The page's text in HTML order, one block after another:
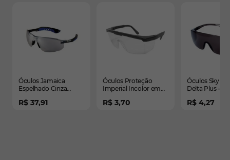
Óculos Jamaica
Espelhado Cinza
35156
R$ 37,91
Óculos Proteção
Imperial Incolor em
Plastcor CA 28018
R$ 3,70
Óculos Sky
Delta Plus -
R$ 4,27